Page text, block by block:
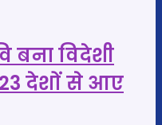
बना विदेशी
23 देशों से आए